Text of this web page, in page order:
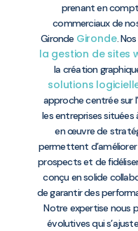
prenant en
commerciaux de
Gironde Gironde.
la gestion de sites
la création
solutions
approche centrée sur
les entreprises
en œuvre de
permettent
prospects et de
conçu en solide
de garantir des
Notre expertise nous
évolutives qui